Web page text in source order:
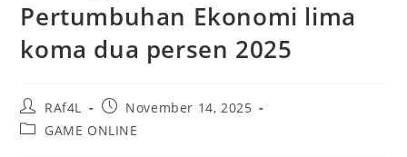
Pertumbuhan Ekonomi lima
koma dua persen 2025
Post
author:
RAf4L
Post
published:
November 14, 2025
PostGAME ONLINE